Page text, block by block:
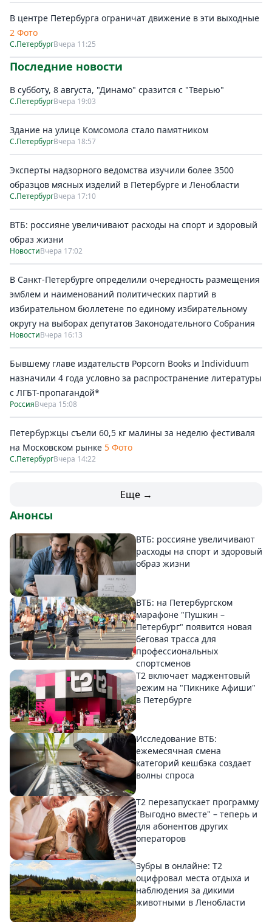
В центре Петербурга ограничат движение в эти выходные
2 Фото
С.ПетербургВчера 11:25
Последние новости
В субботу, 8 августа, "Динамо" сразится с "Тверью"
С.ПетербургВчера 19:03
Здание на улице Комсомола стало памятником
С.ПетербургВчера 18:57
Эксперты надзорного ведомства изучили более 3500
образцов мясных изделий в Петербурге и Ленобласти
С.ПетербургВчера 17:10
ВТБ: россияне увеличивают расходы на спорт и здоровый
образ жизни
НовостиВчера 17:02
В Санкт-Петербурге определили очередность размещения
эмблем и наименований политических партий в
избирательном бюллетене по единому избирательному
округу на выборах депутатов Законодательного Собрания
НовостиВчера 16:13
Бывшему главе издательств Popcorn Books и Individuum
назначили 4 года условно за распространение литературы
с ЛГБТ-пропагандой*
РоссияВчера 15:08
Петербуржцы съели 60,5 кг малины за неделю фестиваля
на Московском рынке 5 Фото
С.ПетербургВчера 14:22
Еще →
Анонсы
ВТБ: россияне увеличивают
расходы на спорт и здоровый
образ жизни
ВТБ: на Петербургском
марафоне "Пушкин –
Петербург" появится новая
беговая трасса для
профессиональных
спортсменов
Т2 включает маджентовый
режим на "Пикнике Афиши"
в Петербурге
Исследование ВТБ:
ежемесячная смена
категорий кешбэка создает
волны спроса
Т2 перезапускает программу
"Выгодно вместе" – теперь и
для абонентов других
операторов
Зубры в онлайне: Т2
оцифровал места отдыха и
наблюдения за дикими
животными в Ленобласти